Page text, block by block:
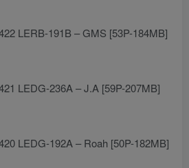
LERB-191B – GMS [53P-184MB]
LEDG-236A – J.A [59P-207MB]
LEDG-192A – Roah [50P-182MB]